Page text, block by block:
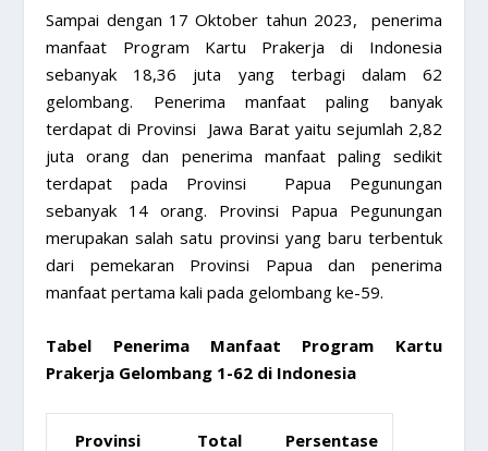
Sampai dengan 17 Oktober tahun 2023, penerima
manfaat Program Kartu Prakerja di Indonesia
sebanyak 18,36 juta yang terbagi dalam 62
gelombang. Penerima manfaat paling banyak
terdapat di Provinsi Jawa Barat yaitu sejumlah 2,82
juta orang dan penerima manfaat paling sedikit
terdapat pada Provinsi Papua Pegunungan
sebanyak 14 orang. Provinsi Papua Pegunungan
merupakan salah satu provinsi yang baru terbentuk
dari pemekaran Provinsi Papua dan penerima
manfaat pertama kali pada gelombang ke-59.
Tabel Penerima Manfaat Program Kartu
Prakerja Gelombang 1-62 di Indonesia
Provinsi Total Persentase